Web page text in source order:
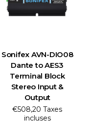
Sonifex AVN-DIO08
Dante to AES3
Terminal Block
Stereo Input &
Output
€508,20 Taxes
incluses